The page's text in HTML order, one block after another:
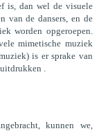
is, dan wel de visuele
van de dansers, en de
worden opgeroepen.
mimetische muziek
is er sprake van
.
kunnen we,